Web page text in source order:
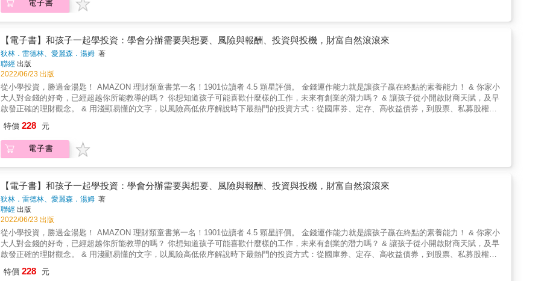
電子書
【電子書】和孩子一起學投資：學會分辦需要與想要、風險與報酬、投資與投機，財富自然滾滾來
狄林．雷德林、愛麗森．湯姆 著
聯經 出版
2022/06/23 出版
從小學投資，勝過金湯匙！ AMAZON 理財類童書第一名！1901位讀者 4.5 顆星評價。 金錢運作能力就是讓孩子贏在終點的素養能力！ & 你家小
大人對金錢的好奇，已經超越你所能教導的嗎？ 你想知道孩子可能喜歡什麼樣的工作，未來有創業的潛力嗎？ & 讓孩子從小開啟財商天賦，及早
啟發正確的理財觀念。 & 用淺顯易懂的文字，以風險高低依序解說時下最熱門的投資方式：從國庫券、定存、高收益債券，到股票、私募股權、
你也會學到寶貴的投資知識。 & 越早了解金錢，就越能賺更多錢！ & 給孩子的金錢和理財教育不嫌早，這本專為孩子設計的理財書，將建立孩子
正確的金錢觀念，並引導孩子如何開始儲蓄計畫、在銀行中投資並創造未來的財富。 & 運用可愛的腳色「財富超人組：超會算先生和超會賺小
姐」，以有趣的圖文指南向孩子清楚解釋投資的概念，包括股票和債券、風險和報酬等等觀念，並了解如何分散投資組合，以促進資金的增長。 &
色 ●108課綱金融素養：讓孩子認識金錢，懂得儲蓄與投資，學習評估風險。 ●實際投資經典案例：從著名的投資者和歷史事件中，培養金錢判
特價 228 元
電子書
【電子書】和孩子一起學投資：學會分辦需要與想要、風險與報酬、投資與投機，財富自然滾滾來
狄林．雷德林、愛麗森．湯姆 著
聯經 出版
2022/06/23 出版
從小學投資，勝過金湯匙！ AMAZON 理財類童書第一名！1901位讀者 4.5 顆星評價。 金錢運作能力就是讓孩子贏在終點的素養能力！ & 你家小
大人對金錢的好奇，已經超越你所能教導的嗎？ 你想知道孩子可能喜歡什麼樣的工作，未來有創業的潛力嗎？ & 讓孩子從小開啟財商天賦，及早
啟發正確的理財觀念。 & 用淺顯易懂的文字，以風險高低依序解說時下最熱門的投資方式：從國庫券、定存、高收益債券，到股票、私募股權、
你也會學到寶貴的投資知識。 & 越早了解金錢，就越能賺更多錢！ & 給孩子的金錢和理財教育不嫌早，這本專為孩子設計的理財書，將建立孩子
特價 228 元